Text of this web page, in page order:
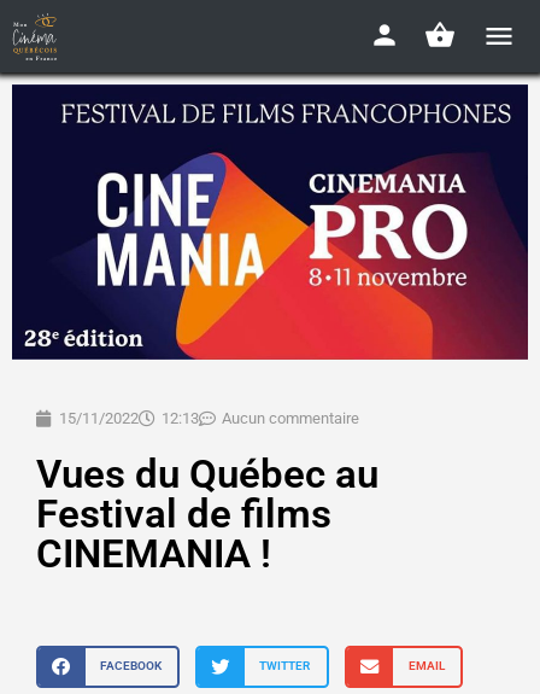
15/11/2022 12:13 Aucun commentaire
Vues du Québec au
Festival de films
CINEMANIA !
FACEBOOK TWITTER EMAIL